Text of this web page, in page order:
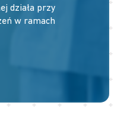
działa przy
w ramach